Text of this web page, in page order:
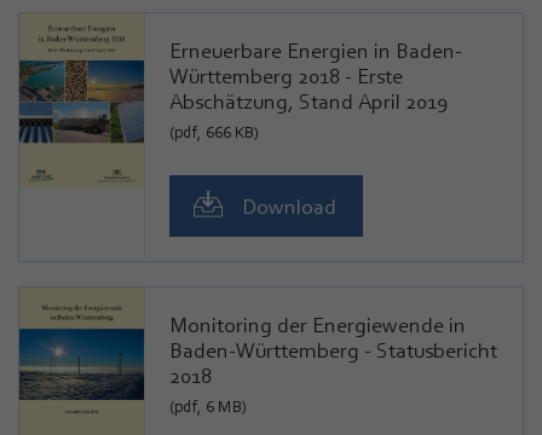
Erneuerbare Energien in Baden-
Württemberg 2018 - Erste
Abschätzung, Stand April 2019
(pdf, 666 KB)
Download
Monitoring der Energiewende in
Baden-Württemberg - Statusbericht
2018
(pdf, 6 MB)